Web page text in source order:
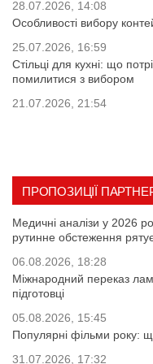
28.07.2026, 14:08
Особливості вибору
25.07.2026, 16:59
Стільці для кухні: що
помилитися з вибором
21.07.2026, 21:54
ПРОПОЗИЦІЇ
Медичні аналізи у 2026
рутинне обстеження
06.08.2026, 18:28
Міжнародний переказ
підготовці
05.08.2026, 15:45
Популярні фільми року:
31.07.2026, 17:32